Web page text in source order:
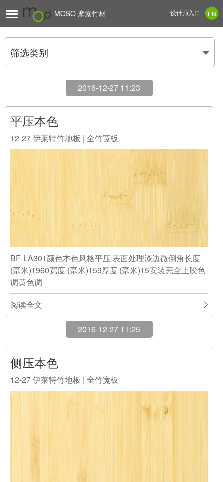
 MOSO 摩索竹材 EN
设计师入口
筛选类别
2016-12-27 11:23
平压本色
12-27伊莱特竹地板 | 全竹宽板
BF-LA301颜色本色风格平压 表面处理漆边微倒角长度
(毫米)1960宽度 (毫米)159厚度 (毫米)15安装完全上胶色
调黄色调
阅读全文
2016-12-27 11:25
侧压本色
12-27伊莱特竹地板 | 全竹宽板